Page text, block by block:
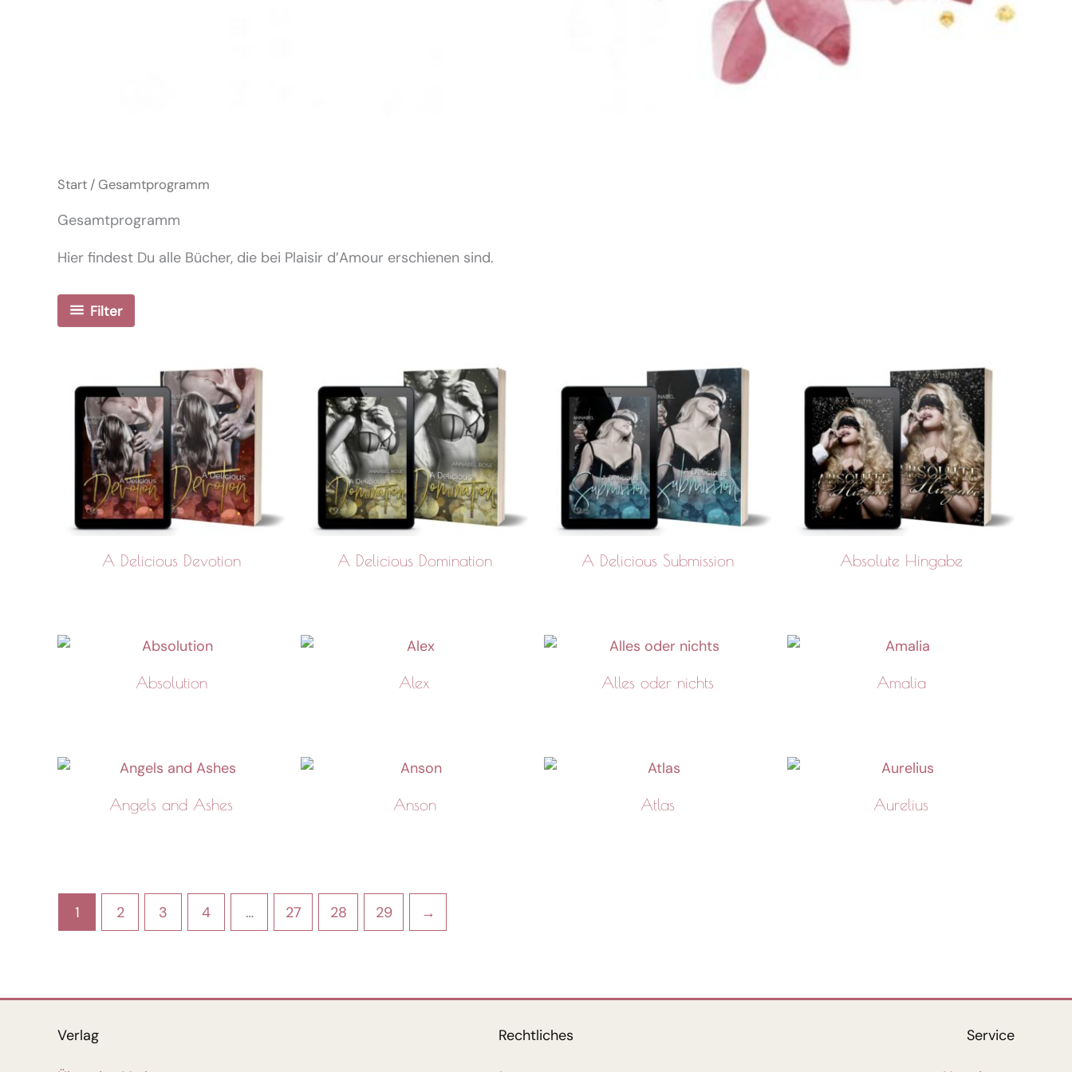
Start / Gesamtprogramm
Gesamtprogramm
Hier findest Du alle Bücher, die bei Plaisir d’Amour erschienen sind.
Filter
A Delicious Devotion A Delicious Domination A Delicious Submission Absolute Hingabe
Absolution Alex Alles oder nichts Amalia
Angels and Ashes Anson Atlas Aurelius
1 2 3 4 … 27 28 29 →
Verlag Rechtliches Service